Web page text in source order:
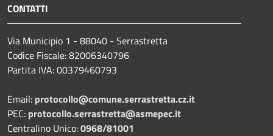
CONTATTI
Via Municipio 1 - 88040 - Serrastretta
Codice Fiscale: 82006340796
Partita IVA: 00379460793
Email: protocollo@comune.serrastretta.cz.it
PEC: protocollo.serrastretta@asmepec.it
Centralino Unico:0968/81001